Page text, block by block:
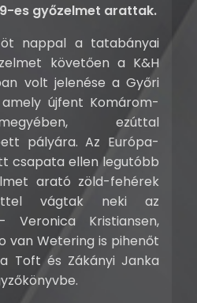
es győzelmet arattak.
nappal a tatabányai
követően a K&H
volt jelenése a Győri
amely újfent Komárom-
ezúttal
pályára. Az Európa-
csapata ellen legutóbb
arató zöld-fehérek
vágtak neki az
Veronica Kristiansen,
van Wetering is pihenőt
Toft és Zákányi Janka